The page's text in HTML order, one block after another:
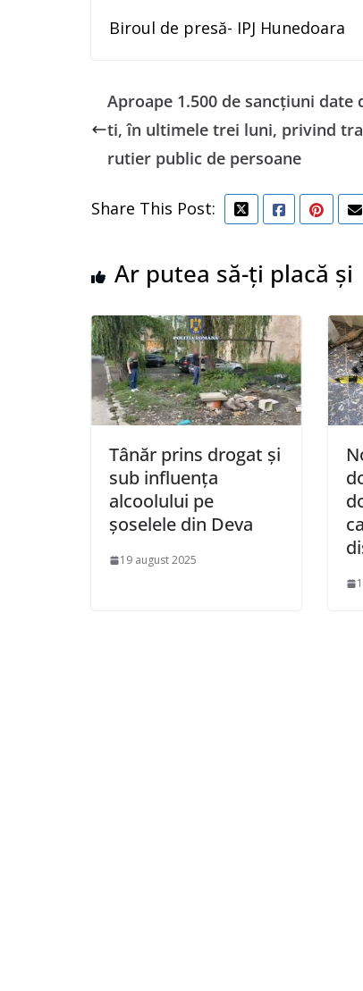
Biroul de presă- IPJ Hunedoara
Aproape 1.500 de sancţiuni date
ti, în ultimele trei luni, privind
rutier public de persoane
Share This Post:
Ar putea să-ți placă și
Tânăr prins drogat și
sub influența
alcoolului pe
șoselele din Deva
19 august 2025